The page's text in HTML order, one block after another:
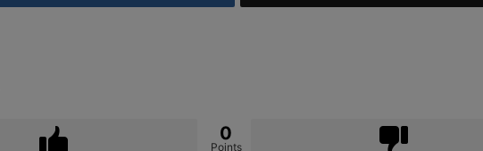
0
Points